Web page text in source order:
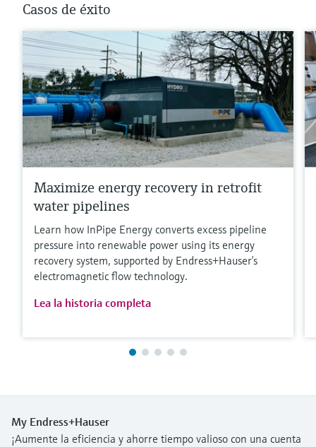
Casos de éxito
Maximize energy recovery in retrofit
water pipelines
Learn how InPipe Energy converts excess pipeline
pressure into renewable power using its energy
recovery system, supported by Endress+Hauser’s
electromagnetic flow technology.
Lea la historia completa
My Endress+Hauser
¡Aumente la eficiencia y ahorre tiempo valioso con una cuenta